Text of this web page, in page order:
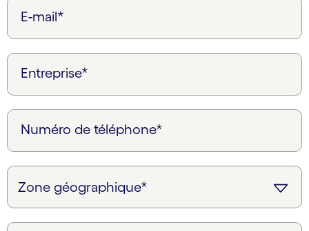
E-mail*
Entreprise*
Numéro de téléphone*